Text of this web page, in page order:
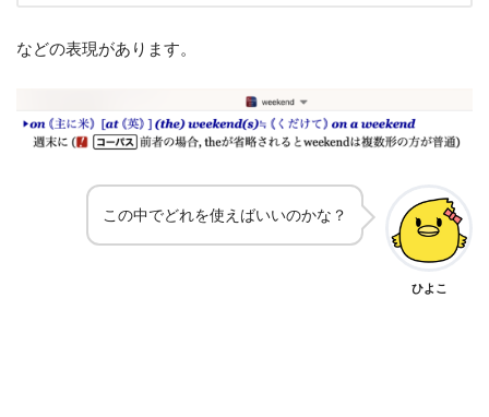
などの表現があります。
この中でどれを使えばいいのかな？
ひよこ